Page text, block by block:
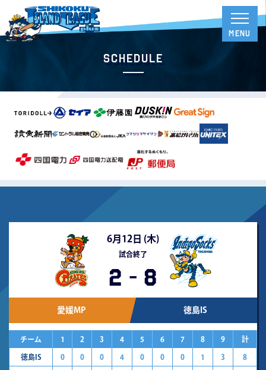
Schedule
6月12日 (木)
試合終了
2 - 8
愛媛MP 徳島IS
チーム 1 2 3 4 5 6 7 8 9 計
徳島IS 0 0 0 4 0 0 0 1 3 8